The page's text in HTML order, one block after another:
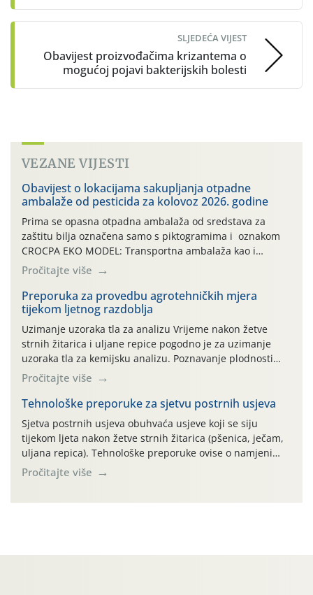
SLJEDEĆA VIJEST
Obavijest proizvođačima krizantema o
mogućoj pojavi bakterijskih bolesti
VEZANE VIJESTI
Obavijest o lokacijama sakupljanja otpadne
ambalaže od pesticida za kolovoz 2026. godine
Prima se opasna otpadna ambalaža od sredstava za
zaštitu bilja označena samo s piktogramima i oznakom
CROCPA EKO MODEL: Transportna ambalaža kao i
ambalaža drugih proizvoda koji nisu sredstva za zaštitu
bilja (npr. ambalaža od mineralnih gnojiva,) se ne
prihvaća. Korisnicima je osiguran besplatni povrat
prazne ambalaže isključivo ovih tvrtki: AGROCHEM-MAKS,
AGRONOM, ALBAUGH TKI* (PINUS […]
Pročitajte više
Preporuka za provedbu agrotehničkih mjera
tijekom ljetnog razdoblja
Uzimanje uzoraka tla za analizu Vrijeme nakon žetve
strnih žitarica i uljane repice pogodno je za uzimanje
uzoraka tla za kemijsku analizu. Poznavanje plodnosti
parcele temelj je za pravilnu gnojidbu. Samo
izbalansiranom i pravodobnom gnojidbom možemo
osigurati dobre prinose zadovoljavajuće kvalitete. Zbog
nepoznavanja opskrbljenosti tla i njegove reakcije često
se u praksi događa da radi […]
Pročitajte više
Tehnološke preporuke za sjetvu postrnih usjeva
Sjetva postrnih usjeva obuhvaća usjeve koji se siju
tijekom ljeta nakon žetve strnih žitarica (pšenica, ječam,
uljana repica). Tehnološke preporuke ovise o namjeni
usjeva, odnosno proizvodi li se krma, zrno, zelena
gnojidba ili služi kao pokrovni usjev. Najvažniji
Pročitajte više